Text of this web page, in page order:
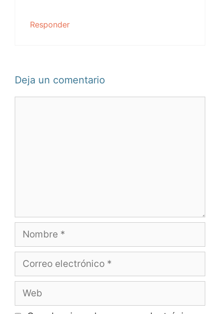
Responder
Deja un comentario